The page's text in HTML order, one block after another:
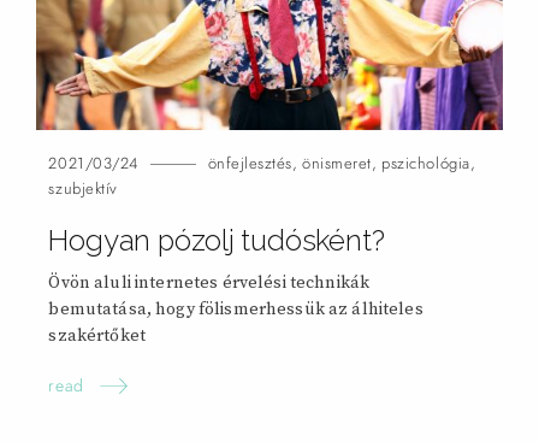
2021/03/24 önfejlesztés,önismeret, pszichológia,
szubjektív
Hogyan pózolj tudósként?
Övön aluli internetes érvelési technikák
bemutatása, hogy fölismerhessük az álhiteles
szakértőket
read